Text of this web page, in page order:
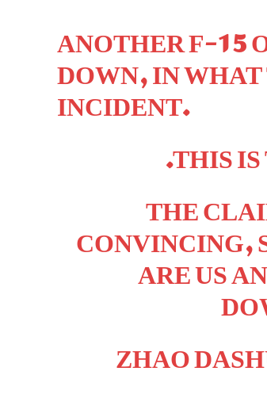
ANOTHER F-15
DOWN, IN
INCIDENT.
THIS
THE
CONVINCING,
ARE US